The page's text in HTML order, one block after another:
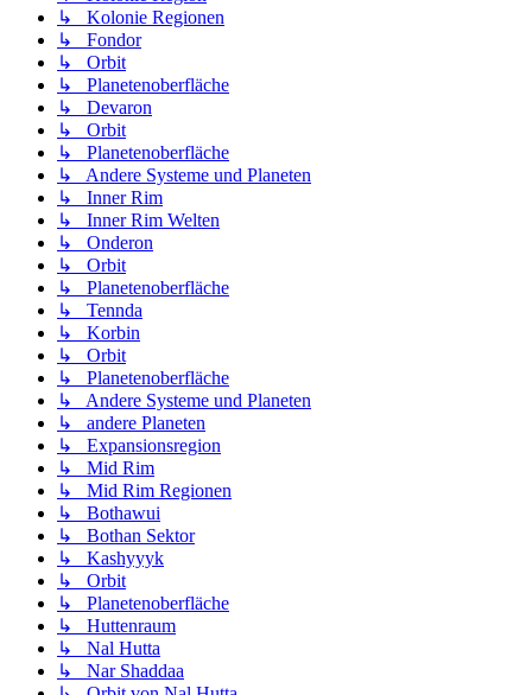
↳ Kolonie Regionen
↳ Fondor
↳ Orbit
↳ Planetenoberfläche
↳ Devaron
↳ Orbit
↳ Planetenoberfläche
↳ Andere Systeme und Planeten
↳ Inner Rim
↳ Inner Rim Welten
↳ Onderon
↳ Orbit
↳ Planetenoberfläche
↳ Tennda
↳ Korbin
↳ Orbit
↳ Planetenoberfläche
↳ Andere Systeme und Planeten
↳ andere Planeten
↳ Expansionsregion
↳ Mid Rim
↳ Mid Rim Regionen
↳ Bothawui
↳ Bothan Sektor
↳ Kashyyyk
↳ Orbit
↳ Planetenoberfläche
↳ Huttenraum
↳ Nal Hutta
↳ Nar Shaddaa